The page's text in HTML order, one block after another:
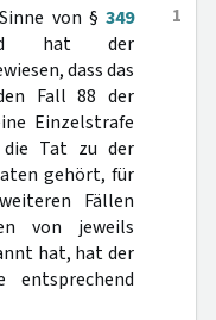
1
von § 349
hat der
dass das
Fall 88 der
Einzelstrafe
die Tat zu der
gehört, für
Fällen
von jeweils
hat, hat der
entsprechend